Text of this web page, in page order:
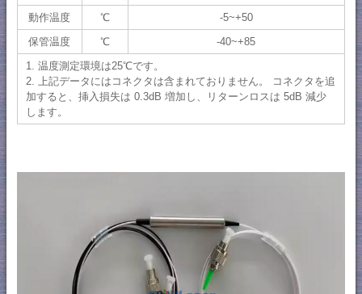
動作温度 ℃
-5~+50
保管温度
℃
-40~+85
1. 温度測定環境は25℃です。
2. 上記データにはコネクタは含まれておりません。 コネクタを追
加すると、挿入損失は 0.3dB 増加し、リターンロスは 5dB 減少
します。